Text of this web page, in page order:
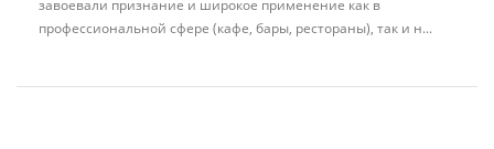
завоевали признание и широкое применение как в
профессиональной сфере (кафе, бары, рестораны), так и н...